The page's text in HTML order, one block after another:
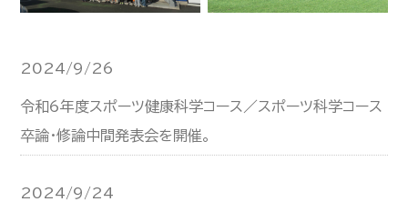
2024/9/26
令和6年度スポーツ健康科学コース／スポーツ科学コース
卒論・修論中間発表会を開催。
2024/9/24